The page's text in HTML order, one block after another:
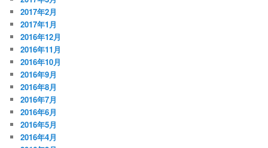
2017年2月
2017年1月
2016年12月
2016年11月
2016年10月
2016年9月
2016年8月
2016年7月
2016年6月
2016年5月
2016年4月